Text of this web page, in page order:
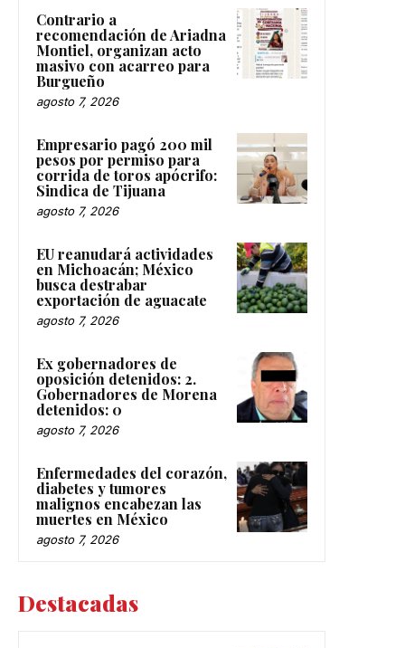
Contrario a
recomendación de Ariadna
Montiel, organizan acto
masivo con acarreo para
Burgueño
agosto 7, 2026
Empresario pagó 200 mil
pesos por permiso para
corrida de toros apócrifo:
Sindica de Tijuana
agosto 7, 2026
EU reanudará actividades
en Michoacán; México
busca destrabar
exportación de aguacate
agosto 7, 2026
Ex gobernadores de
oposición detenidos: 2.
Gobernadores de Morena
detenidos: 0
agosto 7, 2026
Enfermedades del corazón,
diabetes y tumores
malignos encabezan las
muertes en México
agosto 7, 2026
Destacadas